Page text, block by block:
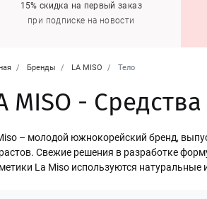
15% скидка на первый заказ
при подписке на новости
Бренды LA MISO Тело
MISO -
– молодой южнокорейский бренд,
Свежие решения в разработке
La Miso используются натуральные